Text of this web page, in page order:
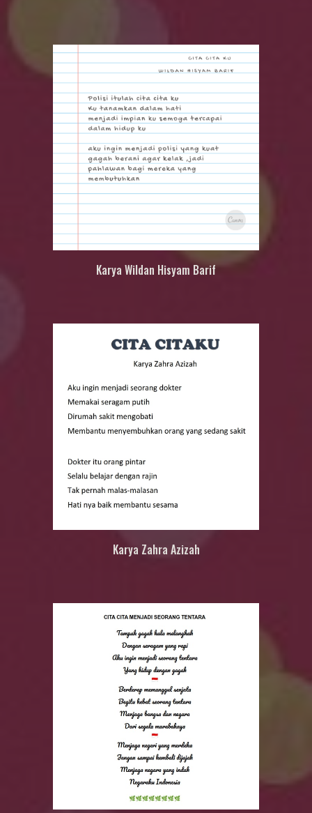
Karya Wildan Hisyam Barif
Karya Zahra Azizah